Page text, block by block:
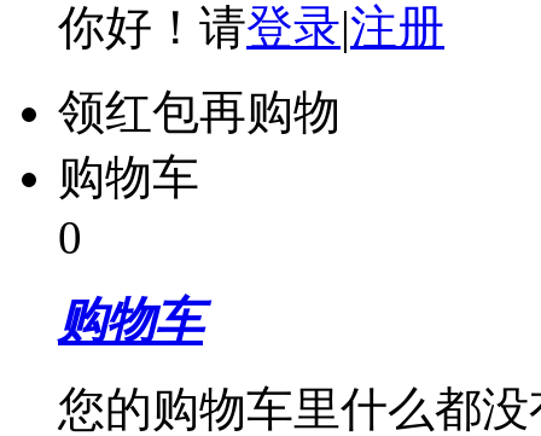
你好！请登录|注册
领红包再购物
购物车
0
购物车
您的购物车里什么都没